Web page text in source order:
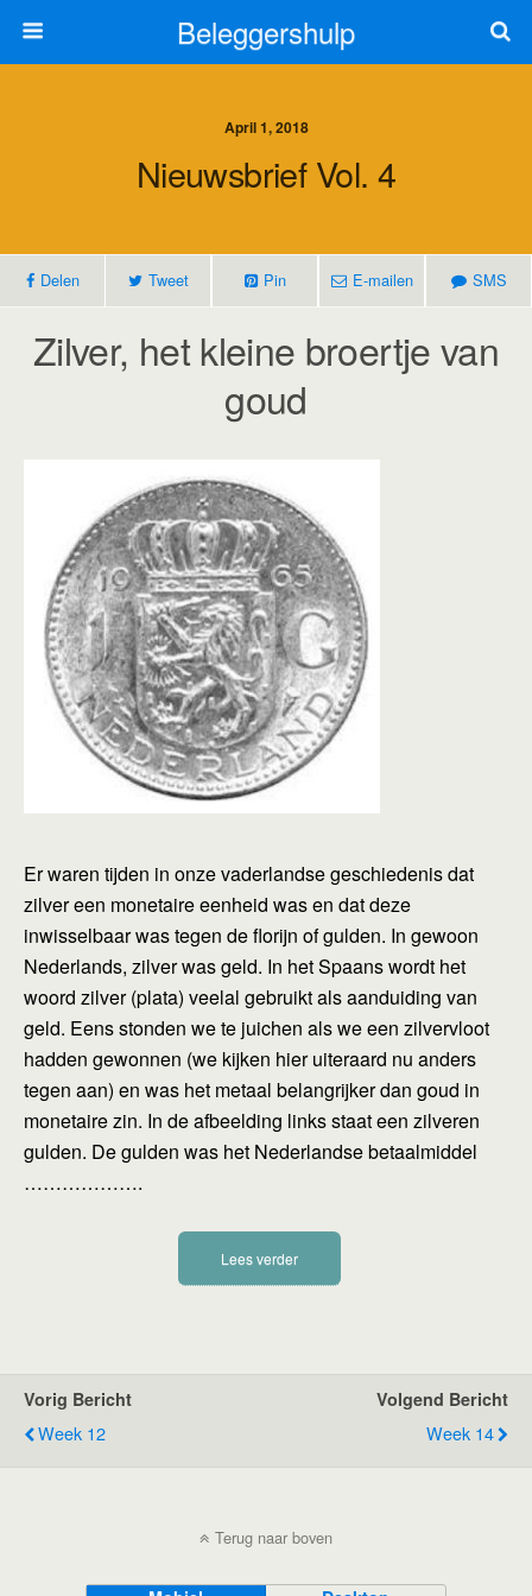
Beleggershulp
April 1, 2018
Nieuwsbrief Vol. 4
Delen Tweet Pin E-mailen SMS
Zilver, het kleine broertje van
goud
Er waren tijden in onze vaderlandse geschiedenis dat
zilver een monetaire eenheid was en dat deze
inwisselbaar was tegen de florijn of gulden. In gewoon
Nederlands, zilver was geld. In het Spaans wordt het
woord zilver (plata) veelal gebruikt als aanduiding van
geld. Eens stonden we te juichen als we een zilvervloot
hadden gewonnen (we kijken hier uiteraard nu anders
tegen aan) en was het metaal belangrijker dan goud in
monetaire zin. In de afbeelding links staat een zilveren
gulden. De gulden was het Nederlandse betaalmiddel
……………….
Lees verder
Vorig Bericht
Week 12
Volgend Bericht
Week 14
Terug naar boven